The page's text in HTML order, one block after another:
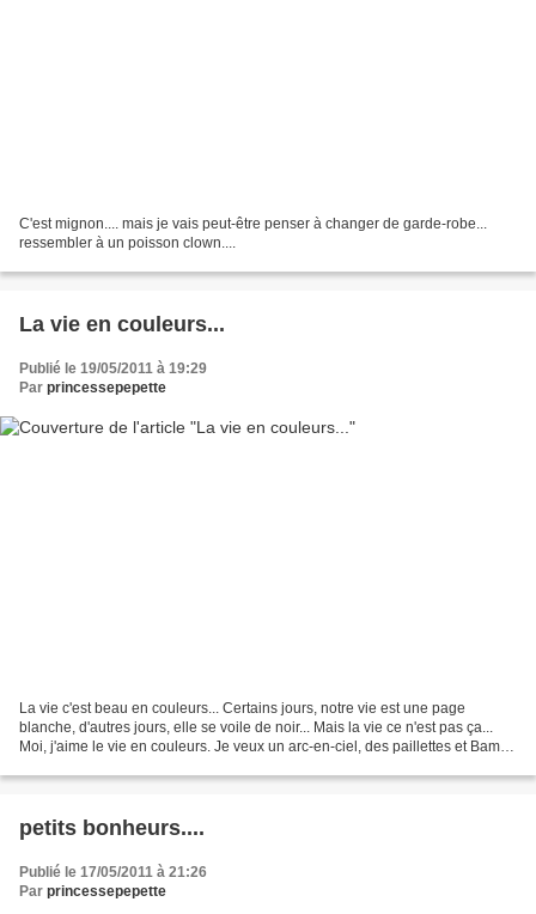
C'est mignon.... mais je vais peut-être penser à changer de garde-robe...
ressembler à un poisson clown....
La vie en couleurs...
Publié le 19/05/2011 à 19:29
Par princessepepette
La vie c'est beau en couleurs... Certains jours, notre vie est une page
blanche, d'autres jours, elle se voile de noir... Mais la vie ce n'est pas ça...
Moi, j'aime le vie en couleurs. Je veux un arc-en-ciel, des paillettes et Bambi
petits bonheurs....
Publié le 17/05/2011 à 21:26
Par princessepepette